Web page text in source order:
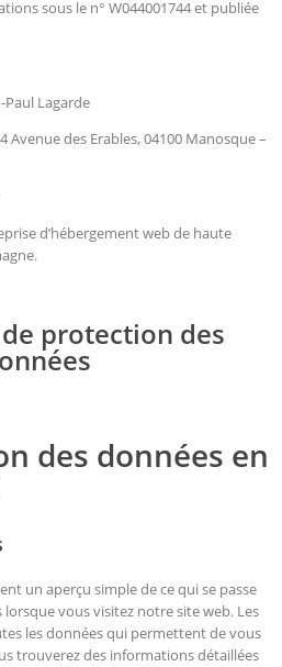
sous le n° W044001744 et publiée
Paul Lagarde
Avenue des Erables, 04100 Manosque –
d’hébergement web de haute
protection des
des données en
un aperçu simple de ce qui se passe
vous visitez notre site web. Les
les données qui permettent de vous
trouverez des informations détaillées